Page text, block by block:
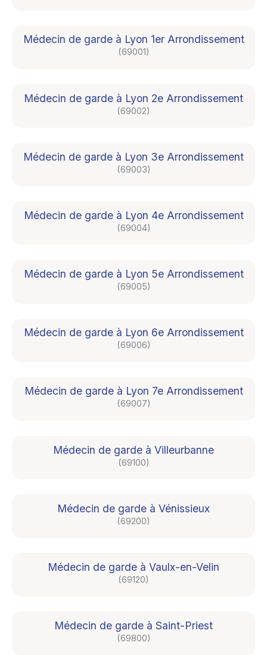
Médecin de garde à Lyon 1er Arrondissement
(69001)
Médecin de garde à Lyon 2e Arrondissement
(69002)
Médecin de garde à Lyon 3e Arrondissement
(69003)
Médecin de garde à Lyon 4e Arrondissement
(69004)
Médecin de garde à Lyon 5e Arrondissement
(69005)
Médecin de garde à Lyon 6e Arrondissement
(69006)
Médecin de garde à Lyon 7e Arrondissement
(69007)
Médecin de garde à Villeurbanne
(69100)
Médecin de garde à Vénissieux
(69200)
Médecin de garde à Vaulx-en-Velin
(69120)
Médecin de garde à Saint-Priest
(69800)